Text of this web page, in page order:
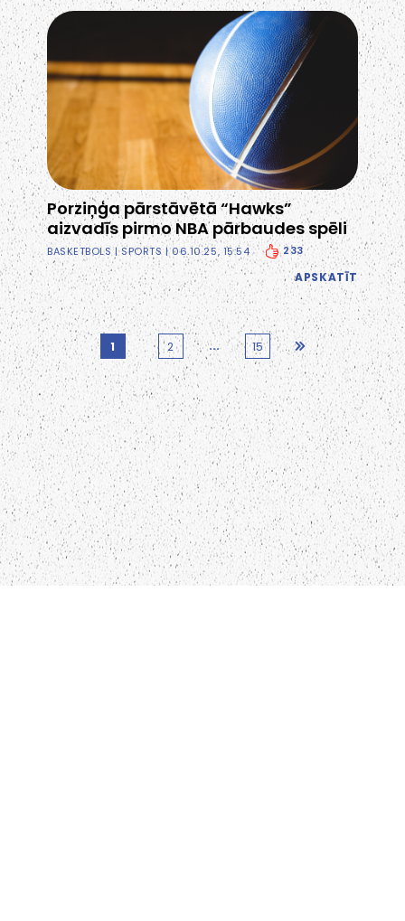
Porziņģa pārstāvētā “Hawks”
aizvadīs pirmo NBA pārbaudes spēli
BASKETBOLS|SPORTS | 06.10.25, 15:54 233
APSKATĪT
1 2 ... 15